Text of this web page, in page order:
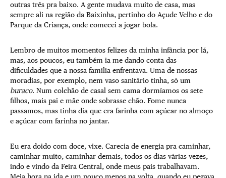
outras três pra baixo. A gente mudava muito de casa, mas
sempre ali na região da Baixinha, pertinho do Açude Velho e do
Parque da Criança, onde comecei a jogar bola.
Lembro de muitos momentos felizes da minha infância por lá,
mas, aos poucos, eu também ia me dando conta das
dificuldades que a nossa família enfrentava. Uma de nossas
moradias, por exemplo, nem vaso sanitário tinha, só um
buraco. Num colchão de casal sem cama dormíamos os sete
filhos, mais pai e mãe onde sobrasse chão. Fome nunca
passamos, mas tinha dia que era farinha com açúcar no almoço
e açúcar com farinha no jantar.
Eu era doido com doce, vixe. Carecia de energia pra caminhar,
caminhar muito, caminhar demais, todos os dias várias vezes,
indo e vindo da Feira Central, onde meus pais trabalhavam.